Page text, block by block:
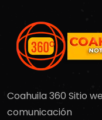
Coahuila 360 Sitio
comunicación